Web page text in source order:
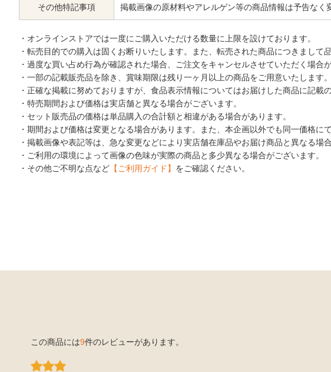
その他特記事項 掲載画像の原材料やアレルゲン等の商品情報は予告な
・オンラインストアでは一度にご購入いただける数量に上限を設けております。
・転売目的での購入は固くお断りいたします。また、転売された商品につきまして
・過度な買い占め行為が確認された場合、ご注文をキャンセルさせていただく場合
・一部の記載販売品を除き、賞味期限は残り一ヶ月以上の商品をご用意いたします。
・正確な掲載に努めておりますが、食品表示情報についてはお届けした商品に記載
・特売期間および価格は実店舗と異なる場合がございます。
・セット販売品の価格は単品購入の合計額と相違がある場合があります。
・期間および価格は変更となる場合があります。また、本企画以外でも同一価格に
・掲載画像や表記等は、急な変更などにより実店舗在庫品やお届け商品と異なる場
・ご利用の環境によって画像の色味が実際の商品と多少異なる場合がございます。
・その他ご不明な点など 【ご利用ガイド】 をご確認ください。
この商品には9件のレビューがあります。